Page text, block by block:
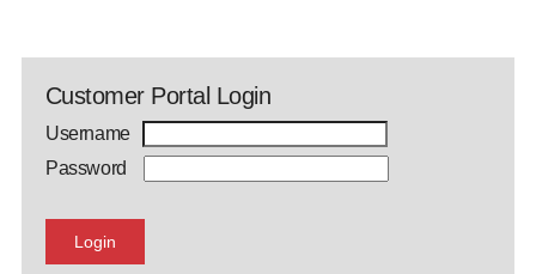
Customer Portal Login
Username
Password